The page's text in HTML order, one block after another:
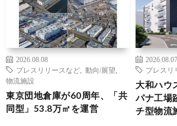
2026.08.08
プレスリリースなど
動向/展望
物流施設
東京団地倉庫が60周年、「共
同型」53.8万㎡を運営
2026.08.07
プレスリ
大和ハウ
パナ工場
チ型物流